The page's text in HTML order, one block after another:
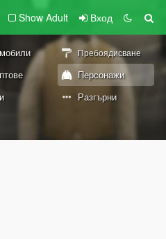
Show Adult Вход
Пребоядисване
Персонажи
Разгърни